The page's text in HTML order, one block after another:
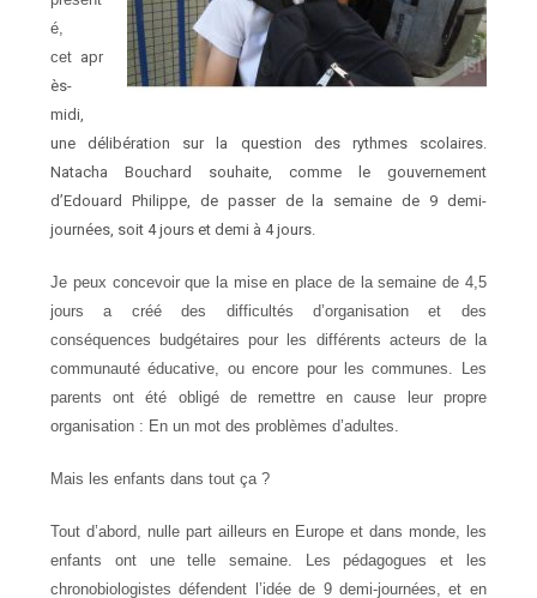
é,
cet apr
ès-
midi,
une délibération sur la question des rythmes scolaires.
Natacha Bouchard souhaite, comme le gouvernement
d’Edouard Philippe, de passer de la semaine de 9 demi-
journées, soit 4 jours et demi à 4 jours.
Je peux concevoir que la mise en place de la semaine de 4,5
jours a créé des difficultés d’organisation et des
conséquences budgétaires pour les différents acteurs de la
communauté éducative, ou encore pour les communes. Les
parents ont été obligé de remettre en cause leur propre
organisation : En un mot des problèmes d’adultes.
Mais les enfants dans tout ça ?
Tout d’abord, nulle part ailleurs en Europe et dans monde, les
enfants ont une telle semaine. Les pédagogues et les
chronobiologistes défendent l’idée de 9 demi-journées, et en